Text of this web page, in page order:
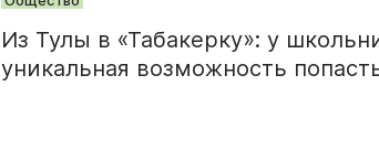
Из Тулы в «Табакерку»: у
уникальная возможность